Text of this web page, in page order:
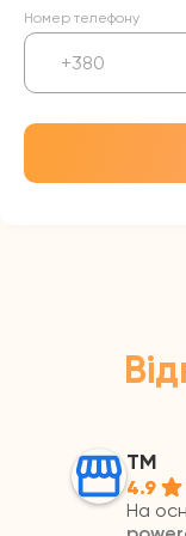
Номер телефону
ТМ
4.9
На